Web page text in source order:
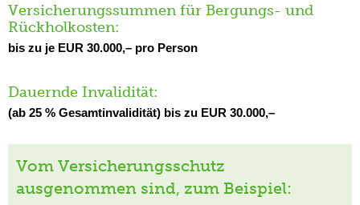
Versicherungssummen für Bergungs- und
Rückholkosten:
bis zu je EUR 30.000,– pro Person
Dauernde Invalidität:
(ab 25 % Gesamtinvalidität) bis zu EUR 30.000,–
Vom Versicherungsschutz
ausgenommen sind, zum Beispiel: